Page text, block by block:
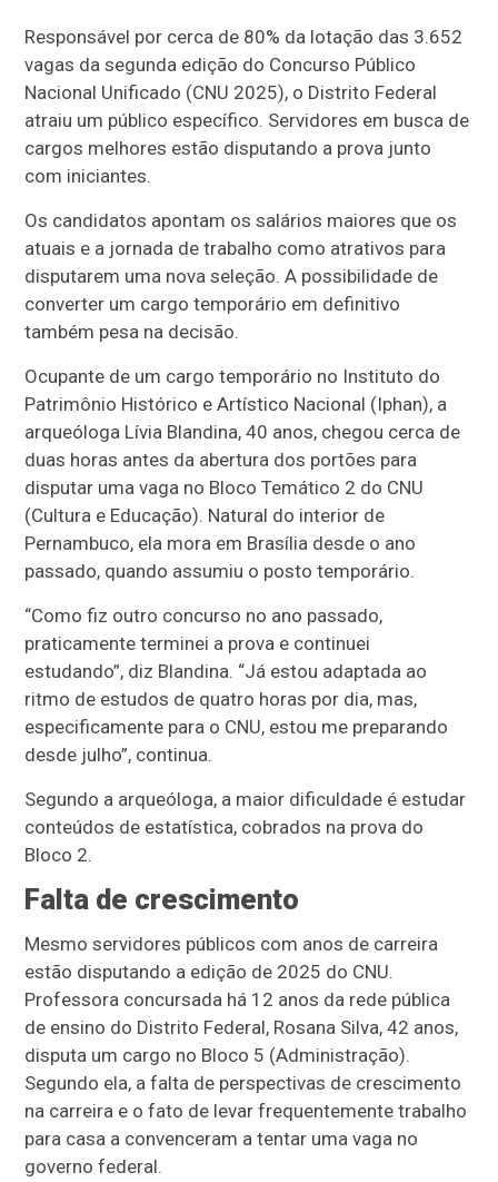
Responsável por cerca de 80% da lotação das 3.652
vagas da segunda edição do Concurso Público
Nacional Unificado (CNU 2025), o Distrito Federal
atraiu um público específico. Servidores em busca de
cargos melhores estão disputando a prova junto
com iniciantes.
Os candidatos apontam os salários maiores que os
atuais e a jornada de trabalho como atrativos para
disputarem uma nova seleção. A possibilidade de
converter um cargo temporário em definitivo
também pesa na decisão.
Ocupante de um cargo temporário no Instituto do
Patrimônio Histórico e Artístico Nacional (Iphan), a
arqueóloga Lívia Blandina, 40 anos, chegou cerca de
duas horas antes da abertura dos portões para
disputar uma vaga no Bloco Temático 2 do CNU
(Cultura e Educação). Natural do interior de
Pernambuco, ela mora em Brasília desde o ano
passado, quando assumiu o posto temporário.
“Como fiz outro concurso no ano passado,
praticamente terminei a prova e continuei
estudando”, diz Blandina. “Já estou adaptada ao
ritmo de estudos de quatro horas por dia, mas,
especificamente para o CNU, estou me preparando
desde julho”, continua.
Segundo a arqueóloga, a maior dificuldade é estudar
conteúdos de estatística, cobrados na prova do
Bloco 2.
Falta de crescimento
Mesmo servidores públicos com anos de carreira
estão disputando a edição de 2025 do CNU.
Professora concursada há 12 anos da rede pública
de ensino do Distrito Federal, Rosana Silva, 42 anos,
disputa um cargo no Bloco 5 (Administração).
Segundo ela, a falta de perspectivas de crescimento
na carreira e o fato de levar frequentemente trabalho
para casa a convenceram a tentar uma vaga no
governo federal.